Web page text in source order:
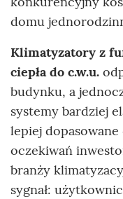
domu
Klimatyzatory z
ciepła do c.w.u.
budynku, a
systemy bardziej
lepiej
oczekiwań
branży
sygnał: